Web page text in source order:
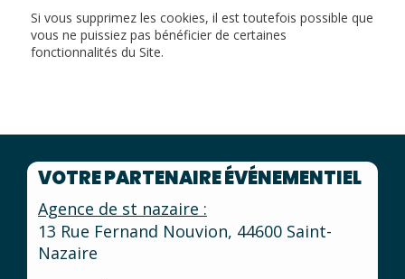
Si vous supprimez les cookies, il est toutefois possible que
vous ne puissiez pas bénéficier de certaines
fonctionnalités du Site.
VOTRE PARTENAIRE ÉVÉNEMENTIEL
Agence de st nazaire :
13 Rue Fernand Nouvion, 44600 Saint-
Nazaire